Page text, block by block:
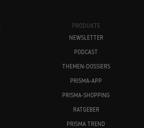
PRODUKTE
NEWSLETTER
PODCAST
THEMEN-DOSSIERS
PRISMA-APP
PRISMA-SHOPPING
RATGEBER
PRISMA TREND